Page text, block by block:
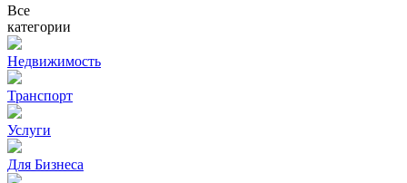
Все
категории
Недвижимость
Транспорт
Услуги
Для Бизнеса